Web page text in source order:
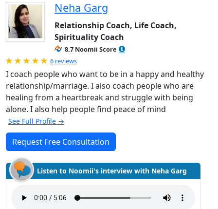
Neha Garg
Relationship Coach, Life Coach,
Spirituality Coach
8.7 Noomii Score
Rated 5.0 out of 5
6 reviews
I coach people who want to be in a happy and healthy
relationship/marriage. I also coach people who are
healing from a heartbreak and struggle with being
alone. I also help people find peace of mind
See Full Profile →
Request Free Consultation
Listen to Noomii's interview with Neha Garg